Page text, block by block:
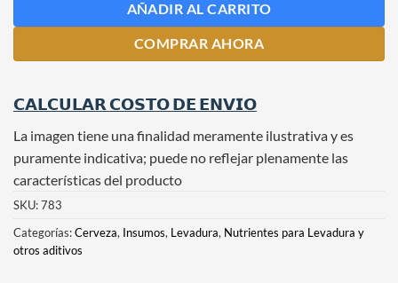
AÑADIR AL CARRITO
COMPRAR AHORA
𝗖𝗔𝗟𝗖𝗨𝗟𝗔𝗥 𝗖𝗢𝗦𝗧𝗢 𝗗𝗘 𝗘𝗡𝗩𝗜𝗢
La imagen tiene una finalidad meramente ilustrativa y es
puramente indicativa; puede no reflejar plenamente las
características del producto
SKU:783
Categorías:Cerveza, Insumos, Levadura, Nutrientes para Levadura y
otros aditivos